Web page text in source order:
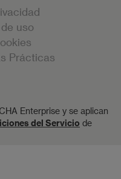
uso
Prácticas
Enterprise y se aplican
del Servicio de